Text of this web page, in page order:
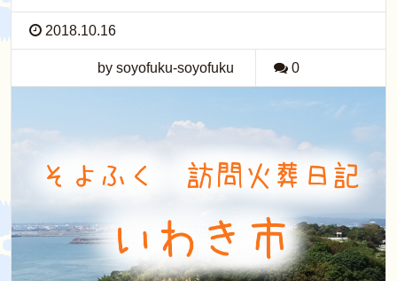
2018.10.16
by soyofuku-soyofuku 0